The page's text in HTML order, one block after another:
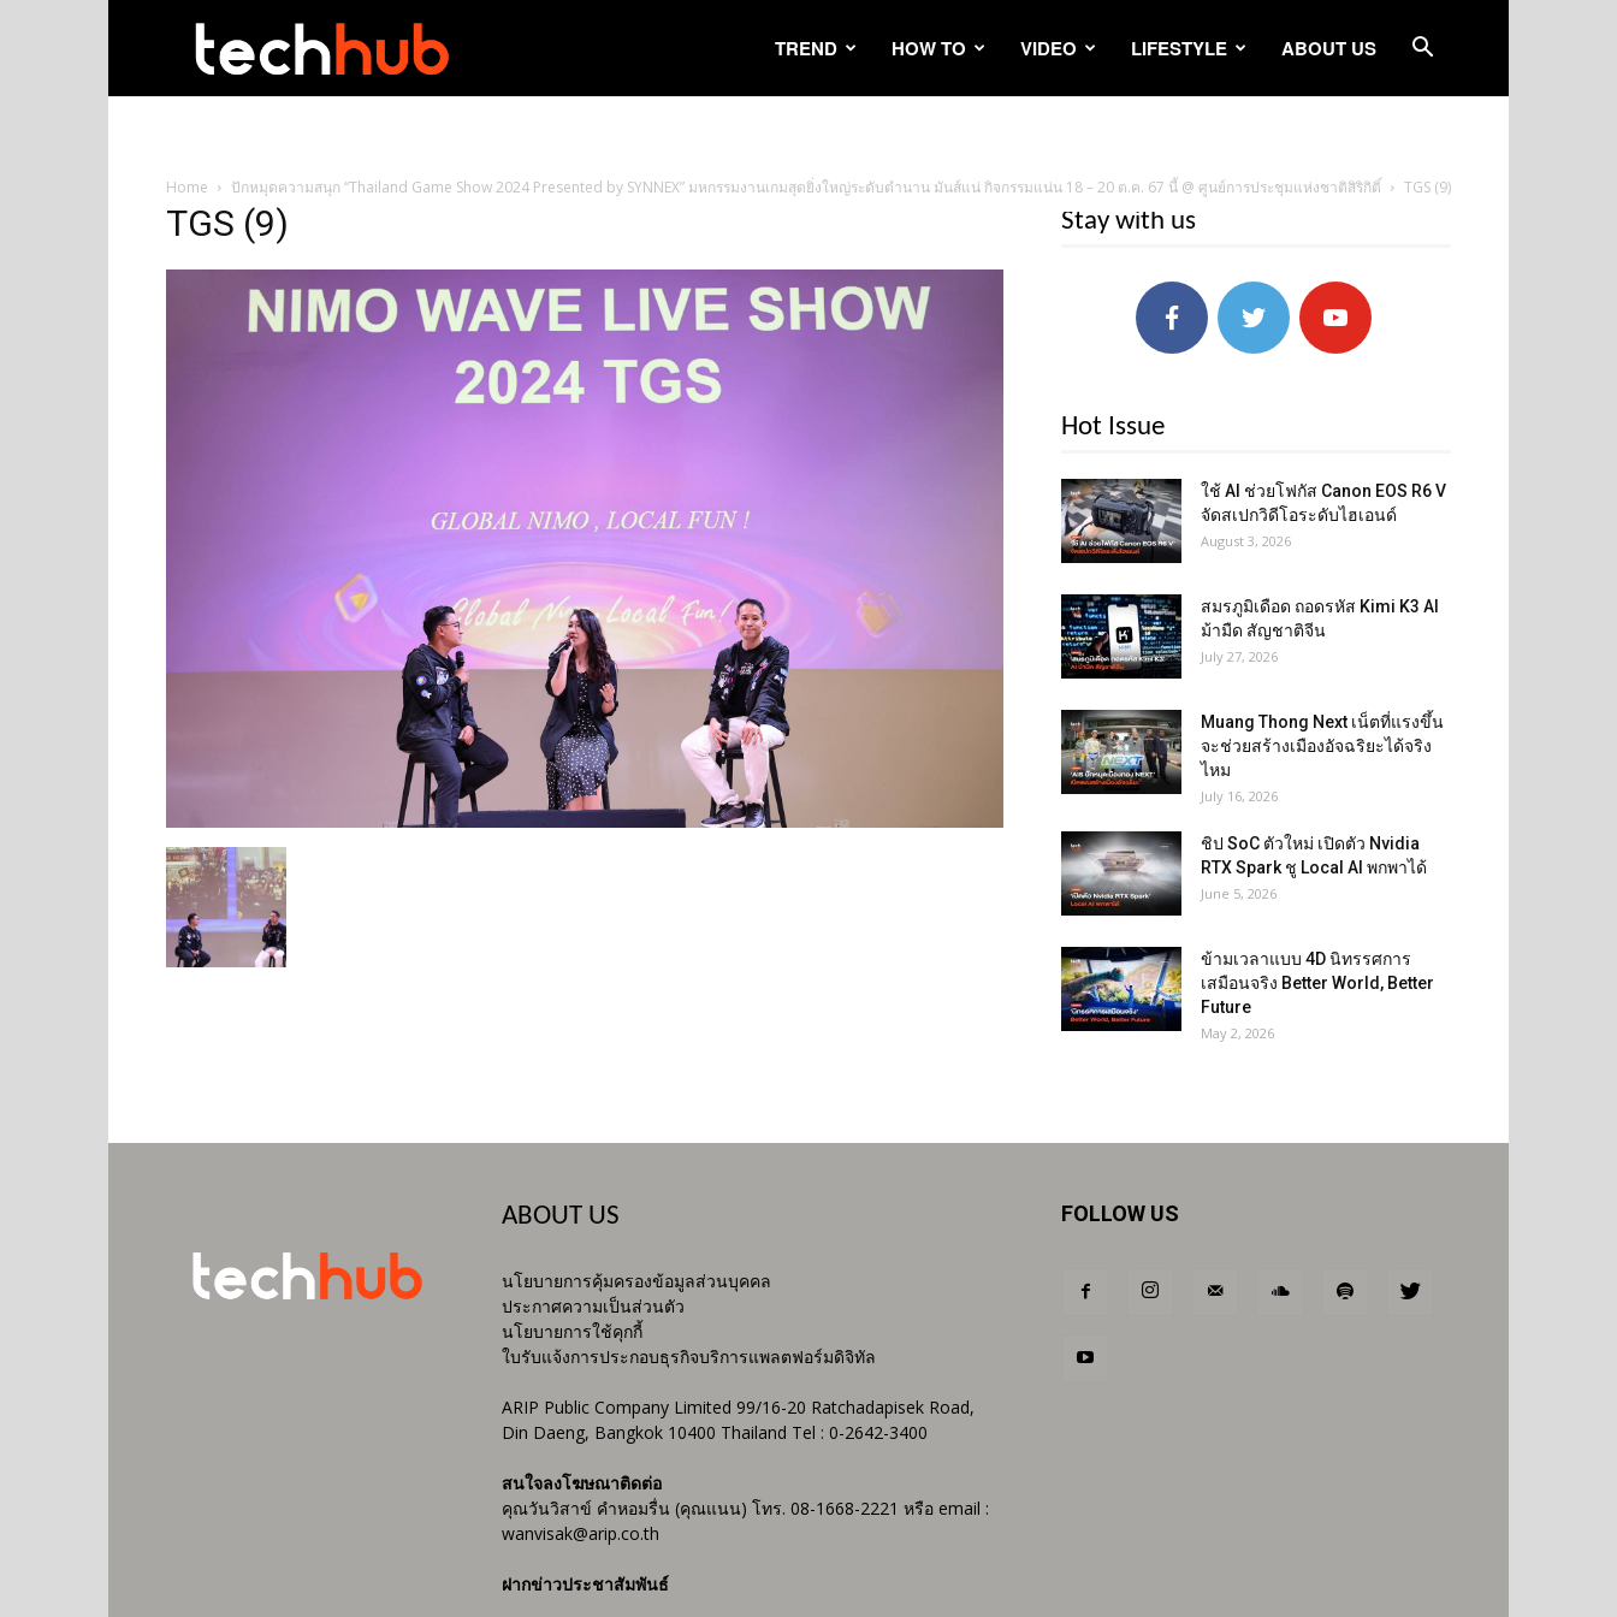
TREND HOW TO VIDEO LIFESTYLE ABOUT US
Home ปักหมุดความสนุก “Thailand Game Show 2024 Presented by SYNNEX” มหกรรมงานเกมสุดยิ่งใหญ่ระดับตำนาน มันส์แน่ กิจกรรมแน่น 18 – 20 ต.ค. 67 นี้ @ ศูนย์การประชุมแห่งชาติสิริกิติ์ TGS (9)
TGS (9) Stay with us
Hot Issue
ใช้ AI ช่วยโฟกัส Canon EOS R6 V
จัดสเปกวิดีโอระดับไฮเอนด์
August 3, 2026
สมรภูมิเดือด ถอดรหัส Kimi K3 AI
ม้ามืด สัญชาติจีน
July 27, 2026
Muang Thong Next เน็ตที่แรงขึ้น
จะช่วยสร้างเมืองอัจฉริยะได้จริง
ไหม
July 16, 2026
ชิป SoC ตัวใหม่ เปิดตัว Nvidia
RTX Spark ชู Local AI พกพาได้
June 5, 2026
ข้ามเวลาแบบ 4D นิทรรศการ
เสมือนจริง Better World, Better
Future
May 2, 2026
ABOUT US
นโยบายการคุ้มครองข้อมูลส่วนบุคคล
ประกาศความเป็นส่วนตัว
นโยบายการใช้คุกกี้
ใบรับแจ้งการประกอบธุรกิจบริการแพลตฟอร์มดิจิทัล
ARIP Public Company Limited 99/16-20 Ratchadapisek Road,
Din Daeng, Bangkok 10400 Thailand Tel : 0-2642-3400
สนใจลงโฆษณาติดต่อ
คุณวันวิสาข์ คำหอมรื่น (คุณแนน) โทร. 08-1668-2221 หรือ email :
wanvisak@arip.co.th
ฝากข่าวประชาสัมพันธ์
FOLLOW US